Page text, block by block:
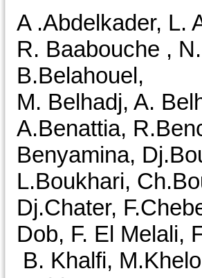
A .Abdelkader, L.
R. Baabouche ,
B.Belahouel,
M. Belhadj, A.
A.Benattia,
Benyamina,
L.Boukhari,
Dj.Chater,
Dob, F. El Melali,
B. Khalfi,